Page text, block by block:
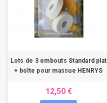
Lots de 3 embouts Standard plat
+ boîte pour massue HENRYS
12,50 €